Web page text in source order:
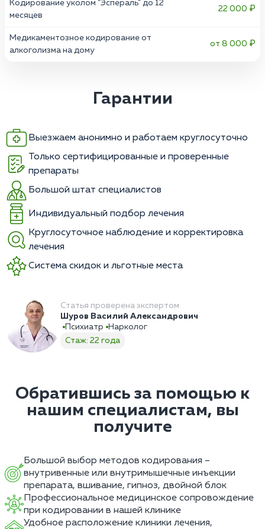
Кодирование уколом "Эспераль" до 12
месяцев
22 000 ₽
Медикаментозное кодирование от
алкоголизма на дому
от 8 000 ₽
Гарантии
Выезжаем анонимно и работаем круглосуточно
Только сертифицированные и проверенные
препараты
Большой штат специалистов
Индивидуальный подбор лечения
Круглосуточное наблюдение и корректировка
лечения
Система скидок и льготные места
Статья проверена экспертом
Шуров Василий Александрович
Психиатр
Нарколог
Стаж: 22 года
Обратившись за помощью к
нашим специалистам, вы
получите
Большой выбор методов кодирования –
внутривенные или внутримышечные инъекции
препарата, вшивание, гипноз, двойной блок
Профессиональное медицинское сопровождение
при кодировании в нашей клинике
Удобное расположение клиники лечения,